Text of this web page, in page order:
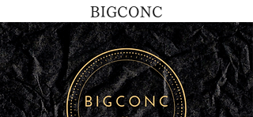
BIGCONC